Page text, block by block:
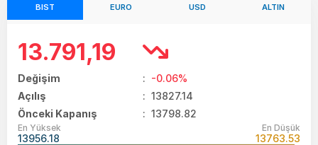
BIST EURO USD ALTIN
13.791,19
Değişim : -0.06%
Açılış
: 13827.14
Önceki Kapanış
: 13798.82
En Yüksek
13956.18
En Düşük
13763.53